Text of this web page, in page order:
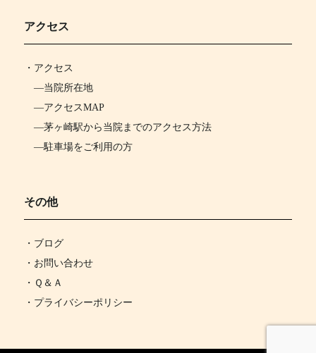
アクセス
・ アクセス
―当院所在地
―アクセスMAP
―茅ヶ崎駅から当院までのアクセス方法
―駐車場をご利用の方
その他
・ブログ
・お問い合わせ
・Ｑ＆Ａ
・プライバシーポリシー